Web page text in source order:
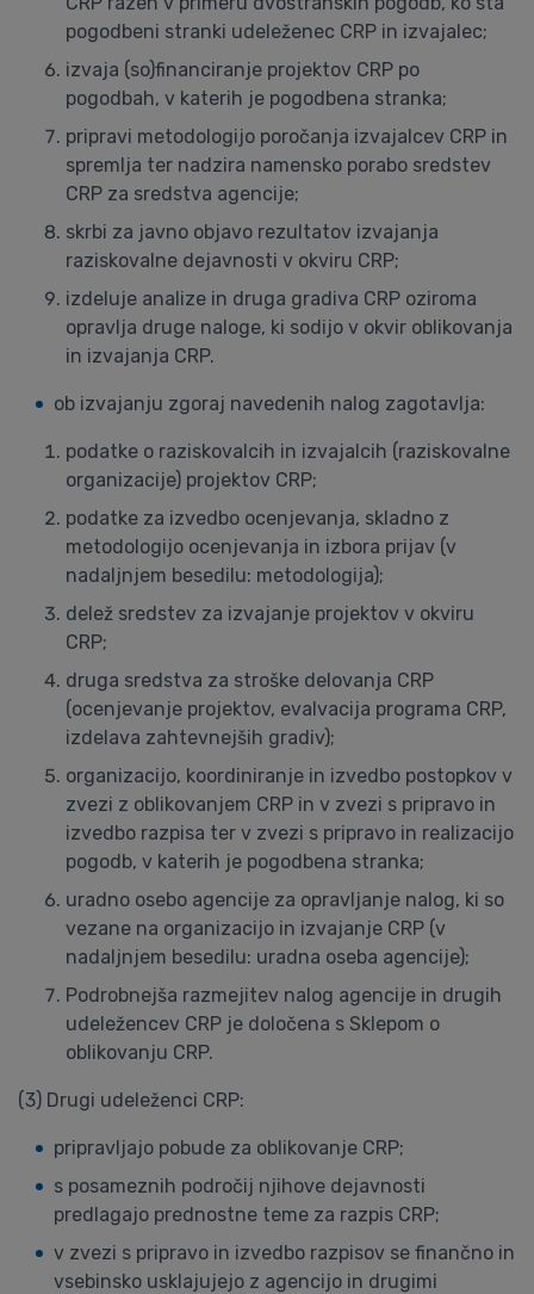
pogodbeni stranki udeleženec CRP in izvajalec;
izvaja (so)financiranje projektov CRP po
pogodbah, v katerih je pogodbena stranka;
pripravi metodologijo poročanja izvajalcev CRP in
spremlja ter nadzira namensko porabo sredstev
CRP za sredstva agencije;
skrbi za javno objavo rezultatov izvajanja
raziskovalne dejavnosti v okviru CRP;
izdeluje analize in druga gradiva CRP oziroma
opravlja druge naloge, ki sodijo v okvir oblikovanja
in izvajanja CRP.
ob izvajanju zgoraj navedenih nalog zagotavlja:
podatke o raziskovalcih in izvajalcih (raziskovalne
organizacije) projektov CRP;
podatke za izvedbo ocenjevanja, skladno z
metodologijo ocenjevanja in izbora prijav (v
nadaljnjem besedilu: metodologija);
delež sredstev za izvajanje projektov v okviru
CRP;
druga sredstva za stroške delovanja CRP
(ocenjevanje projektov, evalvacija programa CRP,
izdelava zahtevnejših gradiv);
organizacijo, koordiniranje in izvedbo postopkov v
zvezi z oblikovanjem CRP in v zvezi s pripravo in
izvedbo razpisa ter v zvezi s pripravo in realizacijo
pogodb, v katerih je pogodbena stranka;
uradno osebo agencije za opravljanje nalog, ki so
vezane na organizacijo in izvajanje CRP (v
nadaljnjem besedilu: uradna oseba agencije);
Podrobnejša razmejitev nalog agencije in drugih
udeležencev CRP je določena s Sklepom o
oblikovanju CRP.
(3) Drugi udeleženci CRP:
pripravljajo pobude za oblikovanje CRP;
s posameznih področij njihove dejavnosti
predlagajo prednostne teme za razpis CRP;
v zvezi s pripravo in izvedbo razpisov se finančno in
vsebinsko usklajujejo z agencijo in drugimi